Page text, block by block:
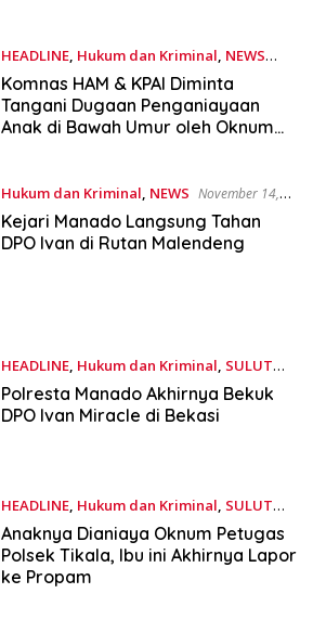
HEADLINE, Hukum dan Kriminal, NEWS
November 15, 2025
Komnas HAM & KPAI Diminta
Tangani Dugaan Penganiayaan
Anak di Bawah Umur oleh Oknum
Hukum dan Kriminal, NEWS November 14,
2025
Kejari Manado Langsung Tahan
DPO Ivan di Rutan Malendeng
HEADLINE, Hukum dan Kriminal, SULUT
November 14, 2025
Polresta Manado Akhirnya Bekuk
DPO Ivan Miracle di Bekasi
HEADLINE, Hukum dan Kriminal, SULUT
November 11, 2025
Anaknya Dianiaya Oknum Petugas
Polsek Tikala, Ibu ini Akhirnya Lapor
ke Propam